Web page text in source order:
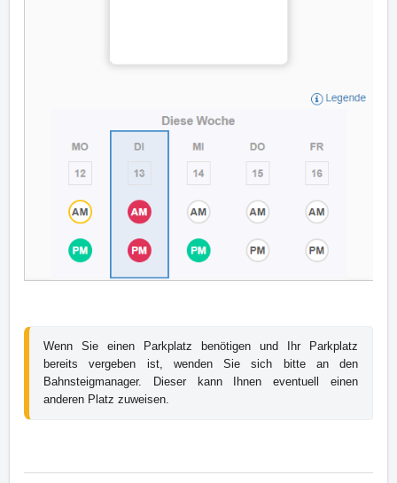
Wenn Sie einen Parkplatz benötigen und Ihr Parkplatz
bereits vergeben ist, wenden Sie sich bitte an den
Bahnsteigmanager. Dieser kann Ihnen eventuell einen
anderen Platz zuweisen.